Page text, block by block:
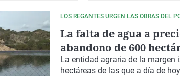
los últimos años”
LOS REGANTES URGEN LAS OBRAS DEL
La falta de agua a
abandono de 600
Pascual de Elche
La entidad agraria de la margen
hectáreas de las que a día de